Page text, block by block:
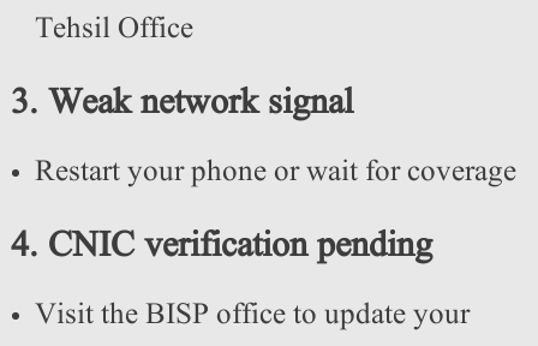
Tehsil Office
3. Weak network signal
Restart your phone or wait for coverage
4. CNIC verification pending
Visit the BISP office to update your